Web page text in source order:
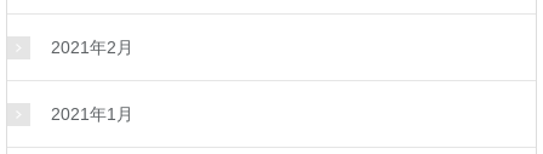
2021年2月
2021年1月